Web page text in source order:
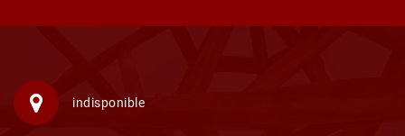
indisponible